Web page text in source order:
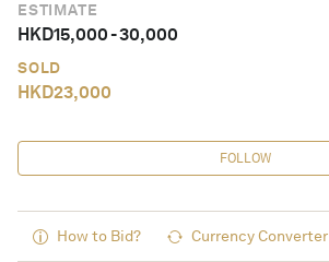
ESTIMATE
HKD15,000-30,000
SOLD
HKD23,000
FOLLOW
How to Bid? Currency Converter